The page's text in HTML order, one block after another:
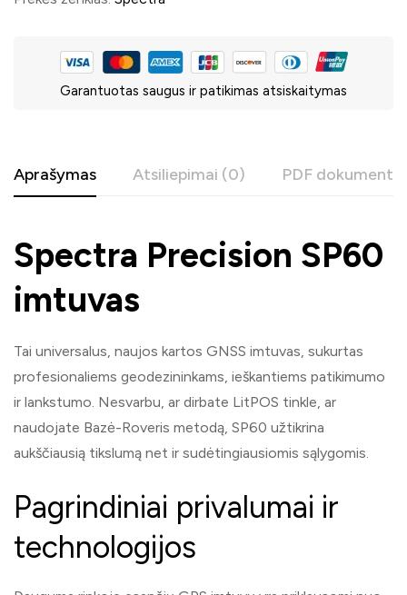
Garantuotas saugus ir patikimas atsiskaitymas
Aprašymas Atsiliepimai (0) PDF
Spectra Precision SP60
imtuvas
Tai universalus, naujos kartos GNSS imtuvas, sukurtas
profesionaliems geodezininkams, ieškantiems patikimumo
ir lankstumo. Nesvarbu, ar dirbate LitPOS tinkle, ar
naudojate Bazė-Roveris metodą, SP60 užtikrina
aukščiausią tikslumą net ir sudėtingiausiomis sąlygomis.
Pagrindiniai privalumai ir
technologijos